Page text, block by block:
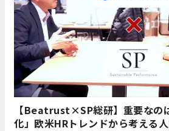
【Beatrust×SP総研】重要なの
化」欧米HRトレンドから考える